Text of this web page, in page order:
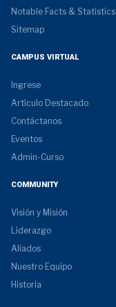
Notable Facts & Statistics
Sitemap
CAMPUS VIRTUAL
Ingrese
Artículo Destacado
Contáctanos
Eventos
Admin-Curso
COMMUNITY
Visión y Misión
Liderazgo
Aliados
Nuestro Equipo
Historia